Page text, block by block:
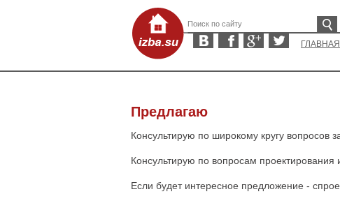
ГЛАВНАЯ
Предлагаю
Консультирую по широкому кругу вопросов
Консультирую по вопросам
Если будет интересное предложение -